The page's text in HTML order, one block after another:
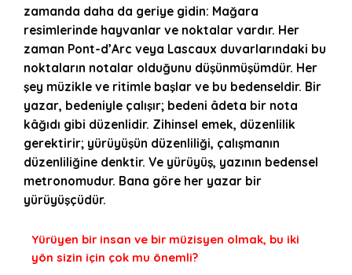
zamanda daha da geriye gidin: Mağara
resimlerinde hayvanlar ve noktalar vardır. Her
zaman Pont-d’Arc veya Lascaux duvarlarındaki bu
noktaların notalar olduğunu düşünmüşümdür. Her
şey müzikle ve ritimle başlar ve bu bedenseldir. Bir
yazar, bedeniyle çalışır; bedeni âdeta bir nota
kâğıdı gibi düzenlidir. Zihinsel emek, düzenlilik
gerektirir; yürüyüşün düzenliliği, çalışmanın
düzenliliğine denktir. Ve yürüyüş, yazının bedensel
metronomudur. Bana göre her yazar bir
yürüyüşçüdür.
Yürüyen bir insan ve bir müzisyen olmak, bu iki
yön sizin için çok mu önemli?